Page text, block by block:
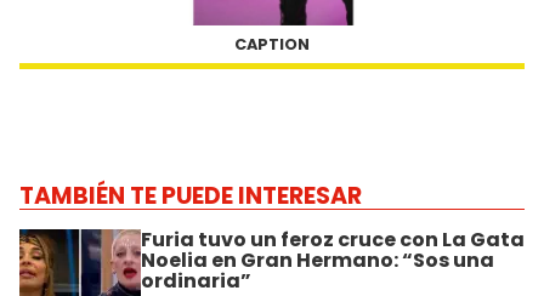
CAPTION
TAMBIÉN TE PUEDE INTERESAR
Furia tuvo un feroz cruce con La Gata
Noelia en Gran Hermano: “Sos una
ordinaria”